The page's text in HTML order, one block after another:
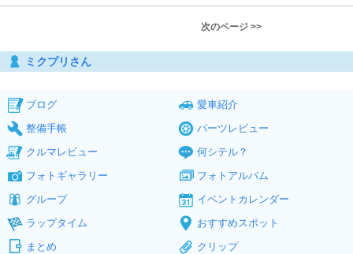
次のページ >>
ミクプリさん
ブログ
愛車紹介
整備手帳
パーツレビュー
クルマレビュー
何シテル？
フォトギャラリー
フォトアルバム
グループ
イベントカレンダー
ラップタイム
おすすめスポット
まとめ
クリップ